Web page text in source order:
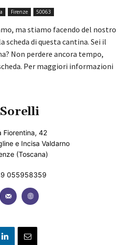
Firenze 50063
ma stiamo facendo del nostro
di questa cantina. Sei il
Non perdere ancora tempo,
Per maggiori informazioni
Sorelli
Fiorentina, 42
e Incisa Valdarno
(Toscana)
055958359